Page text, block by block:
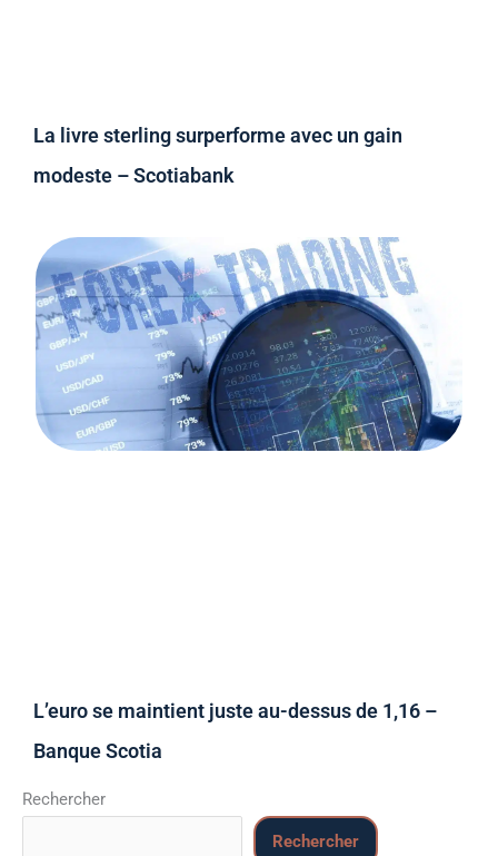
La livre sterling surperforme avec un gain
modeste – Scotiabank
L’euro se maintient juste au-dessus de 1,16 –
Banque Scotia
Rechercher
Rechercher